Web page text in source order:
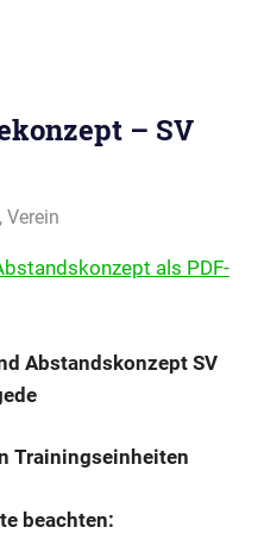
– SV
,Verein
als PDF-
Abstandskonzept SV
Trainingseinheiten
beachten: